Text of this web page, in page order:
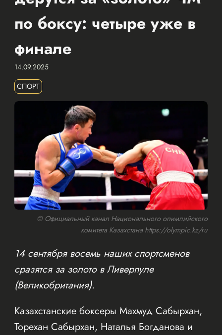
по боксу: четыре уже в
финале
14.09.2025
СПОРТ
© Официальный канал Национального олимпийского
комитета Казахстана https://olympic.kz/ru
14 сентября восемь наших спортсменов
сразятся за золото в Ливерпуле
(Великобритания).
Казахстанские боксеры Махмуд Сабырхан,
Торехан Сабырхан, Наталья Богданова и